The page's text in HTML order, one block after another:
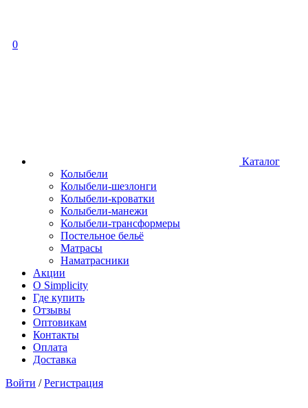
0
Каталог
Колыбели
Колыбели-шезлонги
Колыбели-кроватки
Колыбели-манежи
Колыбели-трансформеры
Постельное бельё
Матрасы
Наматрасники
Акции
О Simplicity
Где купить
Отзывы
Оптовикам
Контакты
Оплата
Доставка
Войти /Регистрация